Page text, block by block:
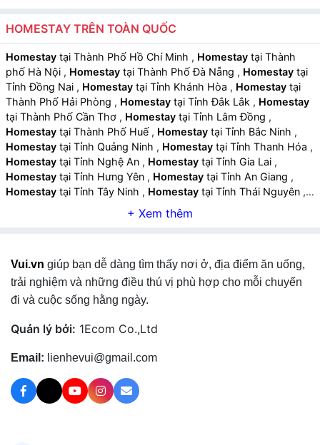
HOMESTAY TRÊN TOÀN QUỐC
Homestay tại Thành Phố Hồ Chí Minh , Homestay tại Thành
phố Hà Nội , Homestay tại Thành Phố Đà Nẵng , Homestay tại
Tỉnh Đồng Nai , Homestay tại Tỉnh Khánh Hòa , Homestay tại
Thành Phố Hải Phòng , Homestay tại Tỉnh Đắk Lắk , Homestay
tại Thành Phố Cần Thơ , Homestay tại Tỉnh Lâm Đồng ,
Homestay tại Thành Phố Huế , Homestay tại Tỉnh Bắc Ninh ,
Homestay tại Tỉnh Quảng Ninh , Homestay tại Tỉnh Thanh Hóa ,
Homestay tại Tỉnh Nghệ An , Homestay tại Tỉnh Gia Lai ,
Homestay tại Tỉnh Hưng Yên , Homestay tại Tỉnh An Giang ,
Homestay tại Tỉnh Tây Ninh , Homestay tại Tỉnh Thái Nguyên ,
, Homestay
, Homestay
Homestaytại Tỉnh Quảng Trị,Homestaytại Tỉnh Sơn La,
Homestaytại Tỉnh Tuyên Quang ,Homestay tại Tỉnh Điện Biên
Homestaytại Tỉnh Lai Châu,
Vui.vn giúp bạn dễ dàng tìm thấy nơi ở, địa điểm ăn uống,
trải nghiệm và những điều thú vị phù hợp cho mỗi chuyến
đi và cuộc sống hằng ngày.
Quản lý bởi: 1Ecom Co.,Ltd
Email: lienhevui@gmail.com